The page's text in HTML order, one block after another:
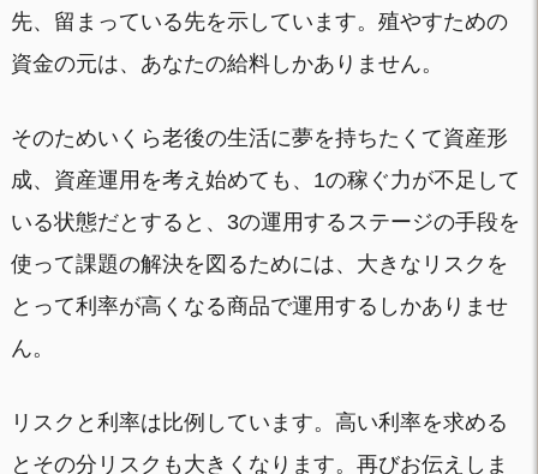
先、留まっている先を示しています。殖やすための
資金の元は、あなたの給料しかありません。
そのためいくら老後の生活に夢を持ちたくて資産形
成、資産運用を考え始めても、1の稼ぐ力が不足して
いる状態だとすると、3の運用するステージの手段を
使って課題の解決を図るためには、大きなリスクを
とって利率が高くなる商品で運用するしかありませ
ん。
リスクと利率は比例しています。高い利率を求める
とその分リスクも大きくなります。再びお伝えしま